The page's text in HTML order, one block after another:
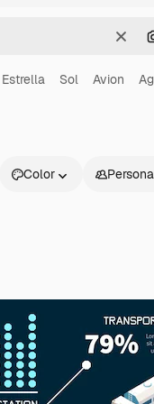
Estrella Sol Avion
Color
Información útil